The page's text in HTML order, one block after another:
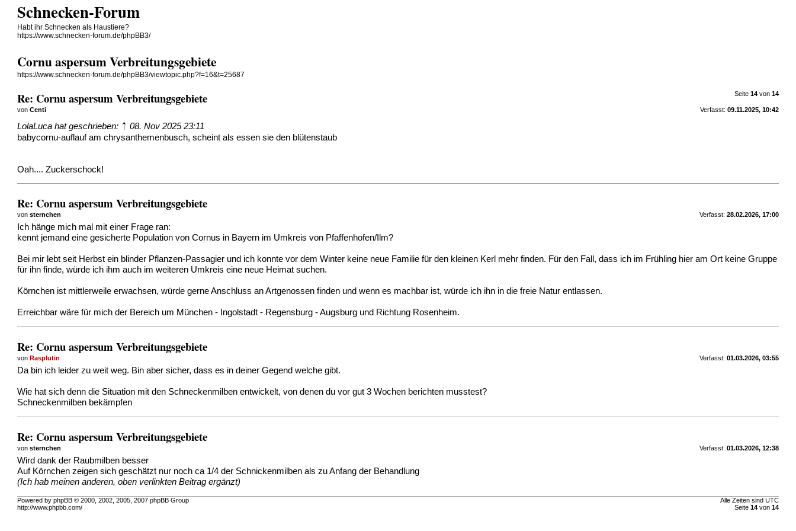
Schnecken-Forum
Habt ihr Schnecken als Haustiere?
https://www.schnecken-forum.de/phpBB3/
Cornu aspersum Verbreitungsgebiete
https://www.schnecken-forum.de/phpBB3/viewtopic.php?f=16&t=25687
Seite 14von 14
Re: Cornu aspersum Verbreitungsgebiete
Verfasst: 09.11.2025, 10:42
vonCenti
LolaLuca hat geschrieben: ↑ 08. Nov 2025 23:11
babycornu-auflauf am chrysanthemenbusch, scheint als essen sie den blütenstaub
Oah.... Zuckerschock!
Re: Cornu aspersum Verbreitungsgebiete
Verfasst: 28.02.2026, 17:00
vonsternchen
Ich hänge mich mal mit einer Frage ran:
kennt jemand eine gesicherte Population von Cornus in Bayern im Umkreis von Pfaffenhofen/Ilm?
Bei mir lebt seit Herbst ein blinder Pflanzen-Passagier und ich konnte vor dem Winter keine neue Familie für den kleinen Kerl mehr finden. Für den Fall, dass ich im Frühling hier am Ort keine Gruppe
für ihn finde, würde ich ihm auch im weiteren Umkreis eine neue Heimat suchen.
Körnchen ist mittlerweile erwachsen, würde gerne Anschluss an Artgenossen finden und wenn es machbar ist, würde ich ihn in die freie Natur entlassen.
Erreichbar wäre für mich der Bereich um München - Ingolstadt - Regensburg - Augsburg und Richtung Rosenheim.
Re: Cornu aspersum Verbreitungsgebiete
Verfasst: 01.03.2026, 03:55
vonRasplutin
Da bin ich leider zu weit weg. Bin aber sicher, dass es in deiner Gegend welche gibt.
Wie hat sich denn die Situation mit den Schneckenmilben entwickelt, von denen du vor gut 3 Wochen berichten musstest?
Schneckenmilben bekämpfen
Re: Cornu aspersum Verbreitungsgebiete
Verfasst: 01.03.2026, 12:38
vonsternchen
Wird dank der Raubmilben besser
Auf Körnchen zeigen sich geschätzt nur noch ca 1/4 der Schnickenmilben als zu Anfang der Behandlung
(Ich hab meinen anderen, oben verlinkten Beitrag ergänzt)
Alle Zeiten sind UTC
Seite 14von 14
Powered by phpBB © 2000, 2002, 2005, 2007 phpBB Group
http://www.phpbb.com/